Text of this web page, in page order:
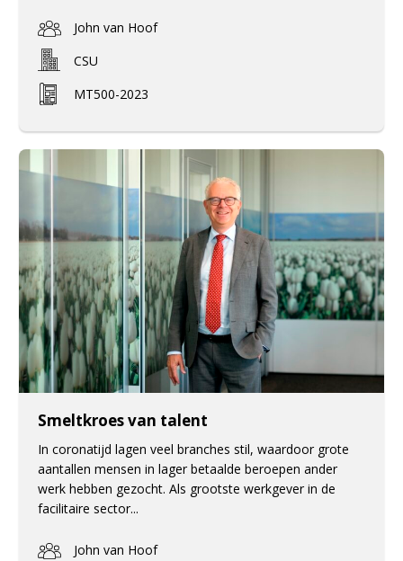
John van Hoof
CSU
MT500-2023
Smeltkroes van talent
In coronatijd lagen veel branches stil, waardoor grote
aantallen mensen in lager betaalde beroepen ander
werk hebben gezocht. Als grootste werkgever in de
facilitaire sector...
John van Hoof